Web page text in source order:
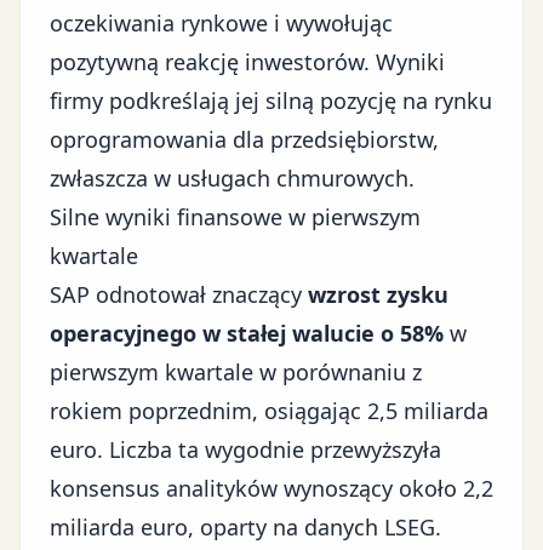
oczekiwania rynkowe i wywołując
pozytywną reakcję inwestorów. Wyniki
firmy podkreślają jej silną pozycję na rynku
oprogramowania dla przedsiębiorstw,
zwłaszcza w usługach chmurowych.
Silne wyniki finansowe w pierwszym
kwartale
SAP odnotował znaczący wzrost zysku
operacyjnego w stałej walucie o 58% w
pierwszym kwartale w porównaniu z
rokiem poprzednim, osiągając 2,5 miliarda
euro. Liczba ta wygodnie przewyższyła
konsensus analityków wynoszący około 2,2
miliarda euro, oparty na danych LSEG.